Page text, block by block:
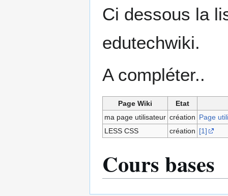
Ci dessous la
edutechwiki.
A compléter..
Page Wiki
Etat
ma page utilisateur création Page
LESS CSS
création [1]
Cours bases